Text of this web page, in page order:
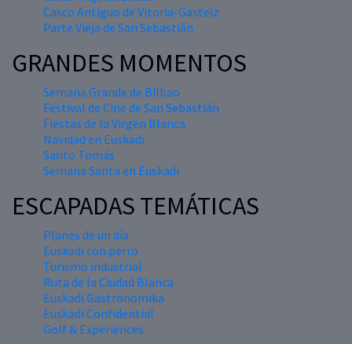
Casco Antiguo de Vitoria-Gasteiz
Parte Vieja de San Sebastián
GRANDES MOMENTOS
Semana Grande de Bilbao
Festival de Cine de San Sebastián
Fiestas de la Virgen Blanca
Navidad en Euskadi
Santo Tomás
Semana Santa en Euskadi
ESCAPADAS TEMÁTICAS
Planes de un día
Euskadi con perro
Turismo industrial
Ruta de la Ciudad Blanca
Euskadi Gastronomika
Euskadi Confidential
Golf & Experiences